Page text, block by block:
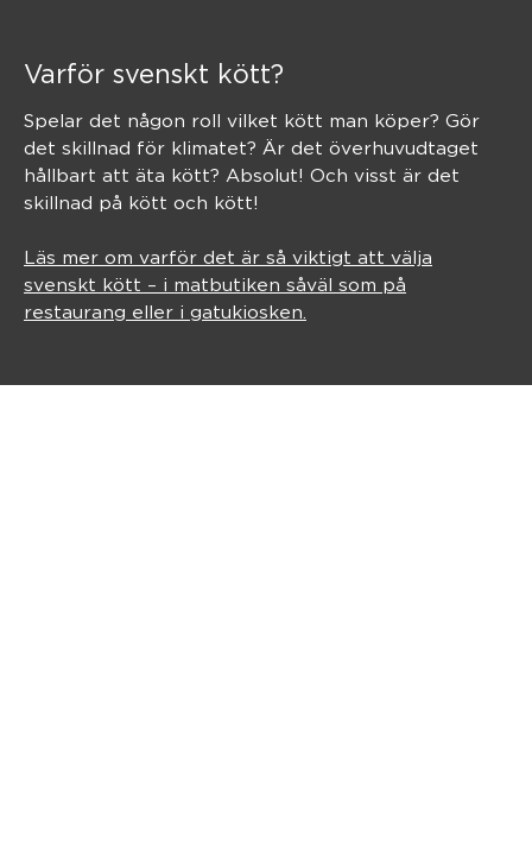
Varför svenskt kött?
Spelar det någon roll vilket kött man köper? Gör
det skillnad för klimatet? Är det överhuvudtaget
hållbart att äta kött? Absolut! Och visst är det
skillnad på kött och kött!
Läs mer om varför det är så viktigt att välja
svenskt kött – i matbutiken såväl som på
restaurang eller i gatukiosken.